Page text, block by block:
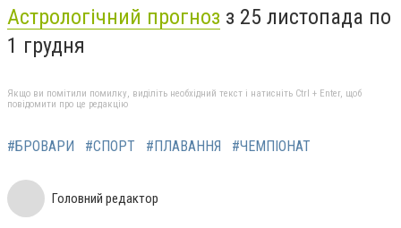
Астрологічний прогноз з 25 листопада по
1 грудня
Якщо ви помітили помилку, виділіть необхідний текст і натисніть Ctrl + Enter, щоб
повідомити про це редакцію
#БРОВАРИ #СПОРТ #ПЛАВАННЯ #ЧЕМПІОНАТ
Головний редактор